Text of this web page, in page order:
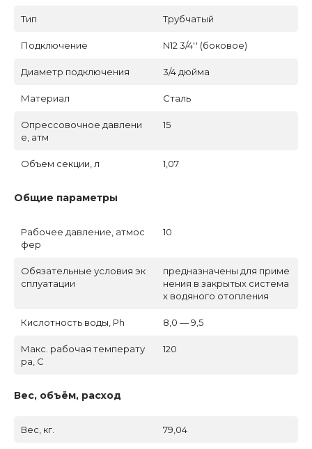
Тип Трубчатый
Подключение N12 3/4'' (боковое)
Диаметр подключения 3/4 дюйма
Материал Сталь
Опрессовочное давлени
е, атм
15
Объем секции, л 1,07
Общие параметры
Рабочее давление, атмос
фер
10
Обязательные условия эк
сплуатации
предназначены для приме
нения в закрытых система
х водяного отопления
Кислотность воды, Ph 8,0 — 9,5
Макс. рабочая температу
ра, C
120
Вес, объём, расход
Вес, кг. 79,04